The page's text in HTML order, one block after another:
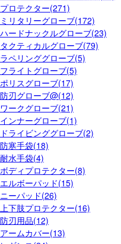
プロテクター(271)
ミリタリーグローブ(172)
ハードナックルグローブ(23)
タクティカルグローブ(79)
ラペリンググローブ(5)
フライトグローブ(5)
ポリスグローブ(17)
防刃グローブ@(12)
ワークグローブ(21)
インナーグローブ(1)
ドライビンググローブ(2)
防寒手袋(18)
耐水手袋(4)
ボディプロテクター(8)
エルボーパッド(15)
ニーパッド(26)
上下肢プロテクター(16)
防刃用品(12)
アームカバー(13)